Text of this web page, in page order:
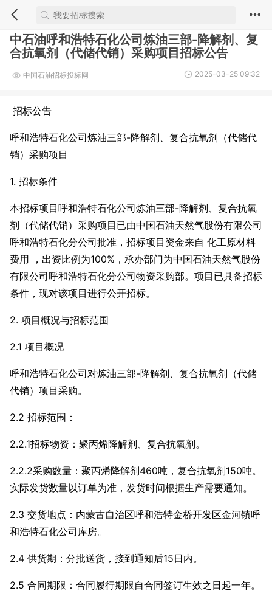
中石油呼和浩特石化公司炼油三部-降解剂、复
合抗氧剂（代储代销）采购项目招标公告
中国石油招标投标网 2025-03-25 09:32
招标公告
呼和浩特石化公司炼油三部-降解剂、复合抗氧剂（代储代
销）采购项目
1. 招标条件
本招标项目呼和浩特石化公司炼油三部-降解剂、复合抗氧
剂（代储代销）采购项目已由中国石油天然气股份有限公司
呼和浩特石化分公司批准，招标项目资金来自 化工原材料
费用 ，出资比例为100%，承办部门为中国石油天然气股份
有限公司呼和浩特石化分公司物资采购部。项目已具备招标
条件，现对该项目进行公开招标。
2. 项目概况与招标范围
2.1 项目概况
呼和浩特石化公司对炼油三部-降解剂、复合抗氧剂（代储
代销）项目采购。
2.2 招标范围：
2.2.1招标物资：聚丙烯降解剂、复合抗氧剂。
2.2.2采购数量：聚丙烯降解剂460吨，复合抗氧剂150吨。
实际发货数量以订单为准，发货时间根据生产需要通知。
2.3 交货地点：内蒙古自治区呼和浩特金桥开发区金河镇呼
和浩特石化公司库房。
2.4 供货期：分批送货，接到通知后15日内。
2.5 合同期限：合同履行期限自合同签订生效之日起一年。